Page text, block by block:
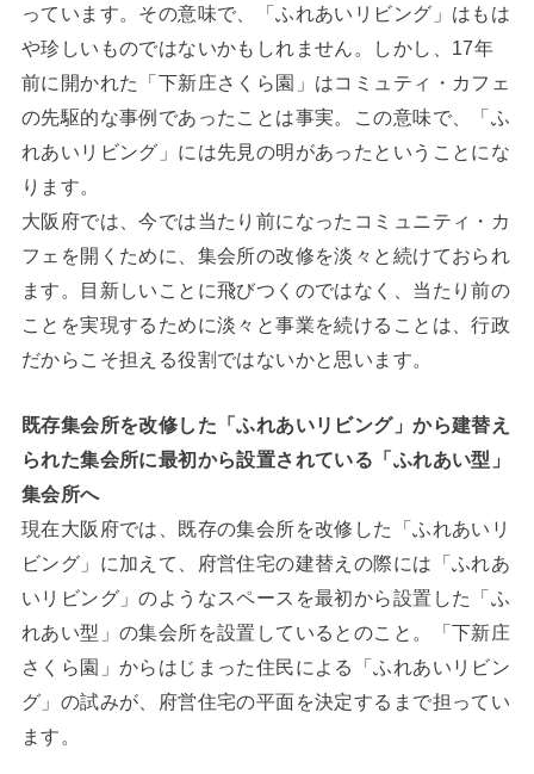
っています。その意味で、「ふれあいリビング」はもは
や珍しいものではないかもしれません。しかし、17年
前に開かれた「下新庄さくら園」はコミュティ・カフェ
の先駆的な事例であったことは事実。この意味で、「ふ
れあいリビング」には先見の明があったということにな
ります。
大阪府では、今では当たり前になったコミュニティ・カ
フェを開くために、集会所の改修を淡々と続けておられ
ます。目新しいことに飛びつくのではなく、当たり前の
ことを実現するために淡々と事業を続けることは、行政
だからこそ担える役割ではないかと思います。
既存集会所を改修した「ふれあいリビング」から建替え
られた集会所に最初から設置されている「ふれあい型」
集会所へ
現在大阪府では、既存の集会所を改修した「ふれあいリ
ビング」に加えて、府営住宅の建替えの際には「ふれあ
いリビング」のようなスペースを最初から設置した「ふ
れあい型」の集会所を設置しているとのこと。「下新庄
さくら園」からはじまった住民による「ふれあいリビン
グ」の試みが、府営住宅の平面を決定するまで担ってい
ます。